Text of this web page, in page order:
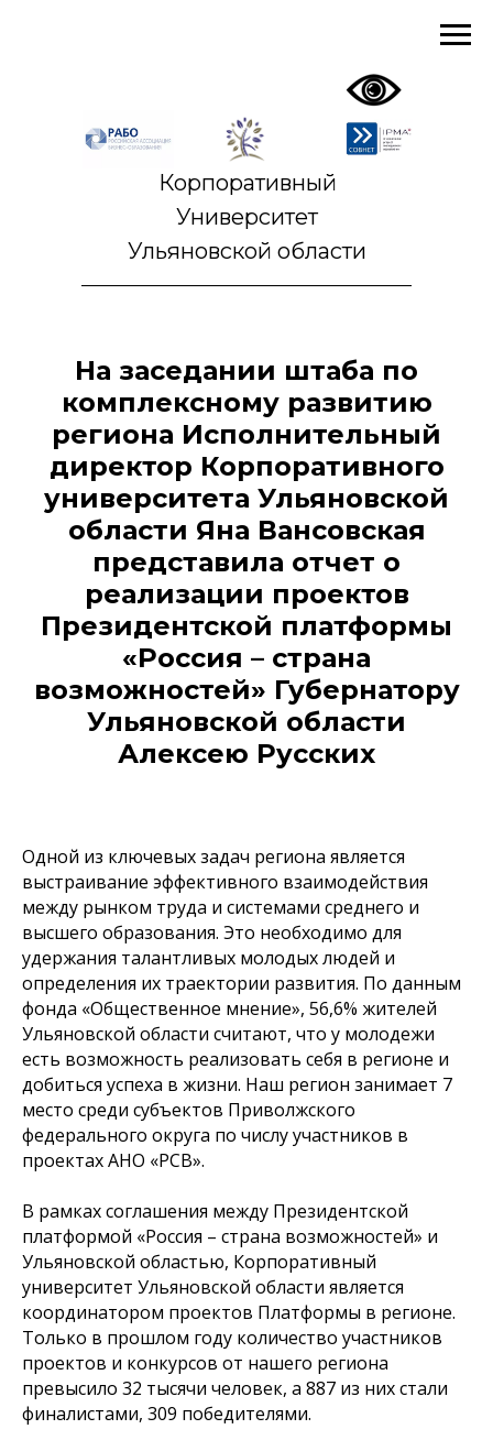
Корпоративный
Университет
Ульяновской области
На заседании штаба по
комплексному развитию
региона Исполнительный
директор Корпоративного
университета Ульяновской
области Яна Вансовская
представила отчет о
реализации проектов
Президентской платформы
«Россия – страна
возможностей» Губернатору
Ульяновской области
Алексею Русских
Одной из ключевых задач региона является
выстраивание эффективного взаимодействия
между рынком труда и системами среднего и
высшего образования. Это необходимо для
удержания талантливых молодых людей и
определения их траектории развития. По данным
фонда «Общественное мнение», 56,6% жителей
Ульяновской области считают, что у молодежи
есть возможность реализовать себя в регионе и
добиться успеха в жизни. Наш регион занимает 7
место среди субъектов Приволжского
федерального округа по числу участников в
проектах АНО «РСВ».
В рамках соглашения между Президентской
платформой «Россия – страна возможностей» и
Ульяновской областью, Корпоративный
университет Ульяновской области является
координатором проектов Платформы в регионе.
Только в прошлом году количество участников
проектов и конкурсов от нашего региона
превысило 32 тысячи человек, а 887 из них стали
финалистами, 309 победителями.